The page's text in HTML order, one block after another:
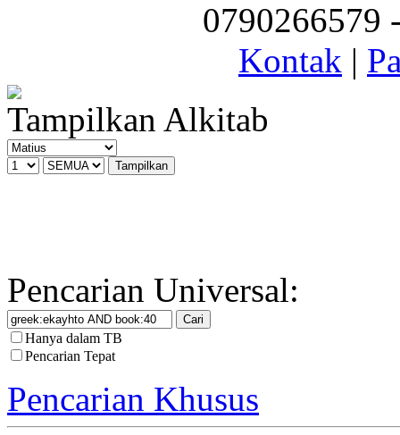
0790266579
Kontak |
Tampilkan Alkitab
Pencarian Universal:
Hanya dalam TB
Pencarian Tepat
Pencarian Khusus